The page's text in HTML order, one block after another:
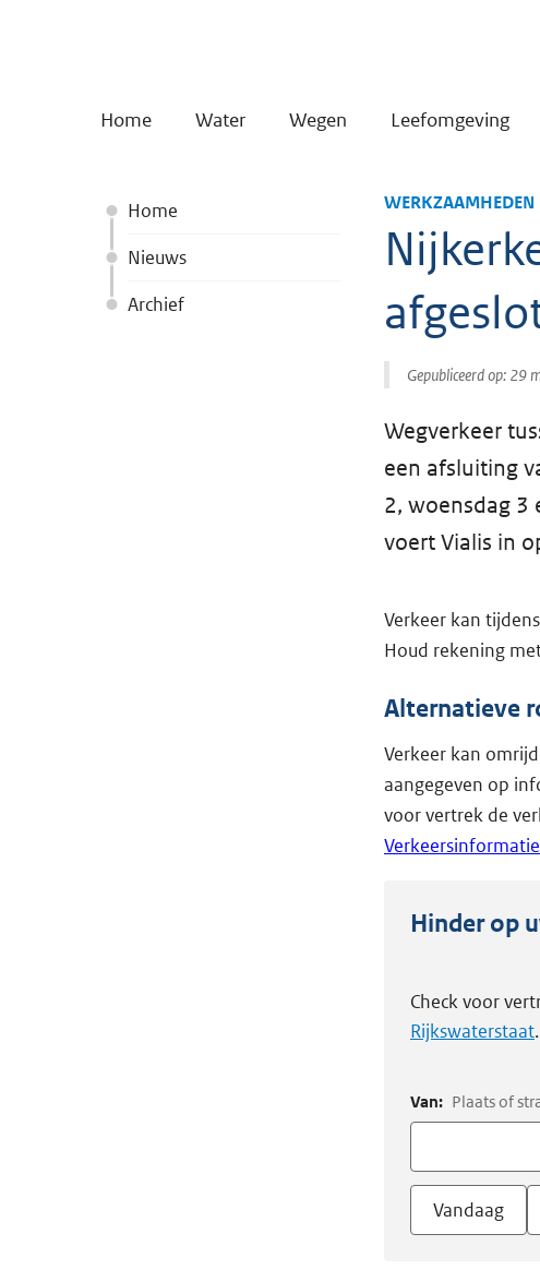
Home Water Wegen Leefomgeving
Home
Nieuws
Archief
WERKZAAMHEDEN
Gepubliceerd op: 29
Wegverkeer
een afsluiting
2, woensdag 3
voert Vialis in
Verkeer kan
Houd rekening
Alternatieve
Verkeer kan
aangegeven op
voor vertrek de
Verkeersinformatie
Hinder op
Check voor
Rijkswaterstaat.
Van: Plaats of
Vandaag